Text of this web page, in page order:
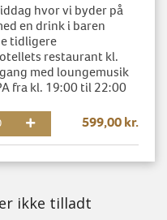
hvor vi byder på
en drink i baren
tidligere
restaurant kl.
med loungemusik
fra kl. 19:00 til 22:00
599,00 kr.
ikke tilladt